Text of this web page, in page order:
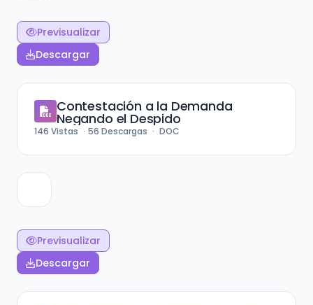
Previsualizar
Descargar
Contestación a la Demanda
Negando el Despido
146 Vistas 56 Descargas DOC
Previsualizar
Descargar